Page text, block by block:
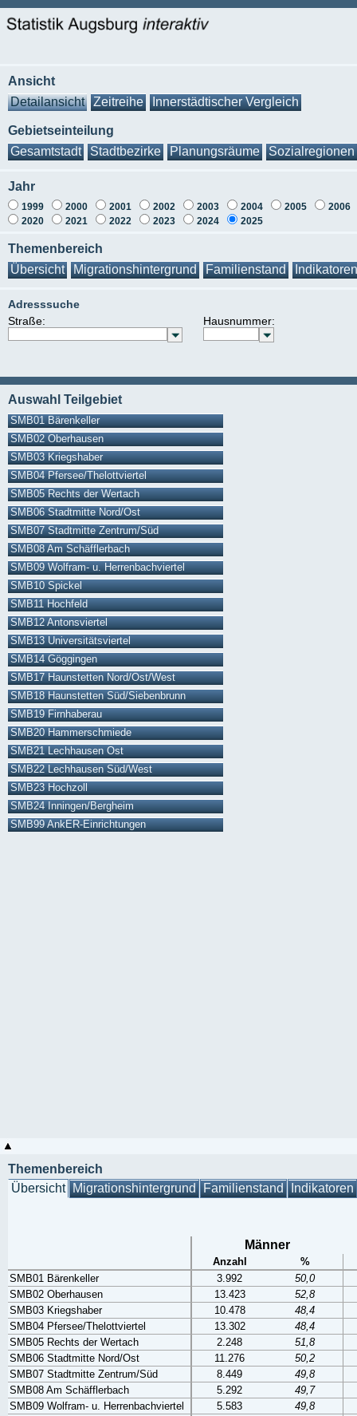
Ansicht
Detailansicht
Zeitreihe Innerstädtischer Vergleich
Gebietseinteilung
Gesamtstadt
Stadtbezirke Planungsräume Sozialregionen
Jahr
1999 2000 2001 2002 2003 2004 2005
2006
2020
2021 2022 2023 2024 2025
Themenbereich
Übersicht
Migrationshintergrund Familienstand Indikatoren
Adresssuche
Straße:
Hausnummer:
Auswahl Teilgebiet
SMB01 Bärenkeller
SMB02 Oberhausen
SMB03 Kriegshaber
SMB04 Pfersee/Thelottviertel
SMB05 Rechts der Wertach
SMB06 Stadtmitte Nord/Ost
SMB07 Stadtmitte Zentrum/Süd
SMB08 Am Schäfflerbach
SMB09 Wolfram- u. Herrenbachviertel
SMB10 Spickel
SMB11 Hochfeld
SMB12 Antonsviertel
SMB13 Universitätsviertel
SMB14 Göggingen
SMB17 Haunstetten Nord/Ost/West
SMB18 Haunstetten Süd/Siebenbrunn
SMB19 Firnhaberau
SMB20 Hammerschmiede
SMB21 Lechhausen Ost
SMB22 Lechhausen Süd/West
SMB23 Hochzoll
SMB24 Inningen/Bergheim
SMB99 AnkER-Einrichtungen
Themenbereich
Übersicht Migrationshintergrund Familienstand Indikatoren
Männer
Anzahl
%
SMB01 Bärenkeller
3.992
50,0
SMB02 Oberhausen
13.423
52,8
SMB03 Kriegshaber
10.478
48,4
SMB04 Pfersee/Thelottviertel
13.302
48,4
SMB05 Rechts der Wertach
2.248
51,8
SMB06 Stadtmitte Nord/Ost
11.276
50,2
SMB07 Stadtmitte Zentrum/Süd
8.449
49,8
SMB08 Am Schäfflerbach
5.292
49,7
SMB09 Wolfram- u. Herrenbachviertel
5.583
49,8